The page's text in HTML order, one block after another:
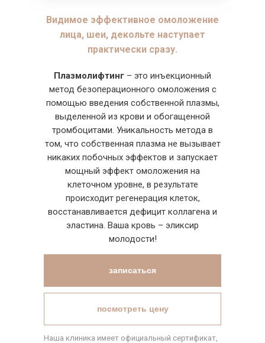
Плазмолифтинг – это инъекционный
метод безоперационного омоложения с
помощью введения собственной плазмы,
выделенной из крови и обогащенной
тромбоцитами. Уникальность метода в
том, что собственная плазма не вызывает
никаких побочных эффектов и запускает
мощный эффект омоложения на
клеточном уровне, в результате
происходит регенерация клеток,
восстанавливается дефицит коллагена и
эластина. Ваша кровь – эликсир
молодости!
Видимое эффективное омоложение
лица, шеи, декольте наступает
практически сразу.
записаться
посмотреть цену
Наша клиника имеет официальный сертификат,